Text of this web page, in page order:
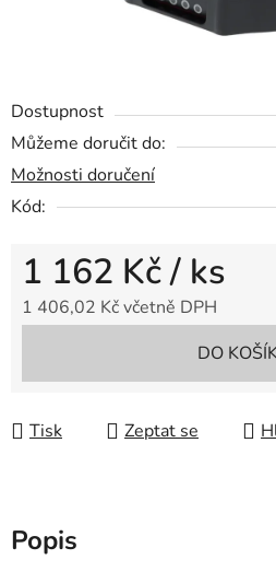
Dostupnost
Můžeme doručit do:
Možnosti doručení
Kód:
1 162 Kč/ ks
1 406,02 Kč včetně DPH
DO
Tisk Zeptat se
Popis